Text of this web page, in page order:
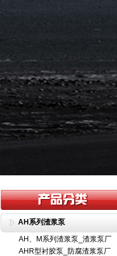
AH系列渣浆泵
AH、M系列渣浆泵_渣浆泵厂
AHR型衬胶泵_防腐渣浆泵厂